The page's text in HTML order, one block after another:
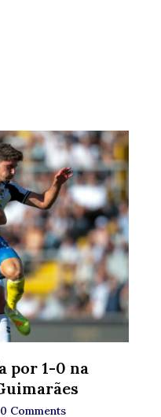
por 1-0 na
Comments